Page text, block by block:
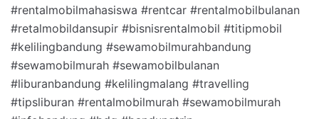
#rentalmobilmahasiswa #rentcar #rentalmobilbulanan
#retalmobildansupir #bisnisrentalmobil #titipmobil
#kelilingbandung #sewamobilmurahbandung
#sewamobilmurah #sewamobilbulanan
#liburanbandung #kelilingmalang #travelling
#tipsliburan #rentalmobilmurah #sewamobilmurah